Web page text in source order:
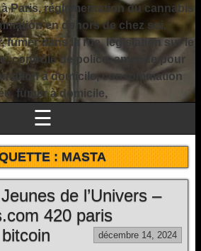
Paris, réglementation du cannabis
en dehors de chez soi,
fumer dans la rue, législation sur le
contrôle de police, amende pour
à domicile, consommation
fumer à domicile,
☰
:MASTA
de l’Univers –
420 paris
décembre 14, 2024